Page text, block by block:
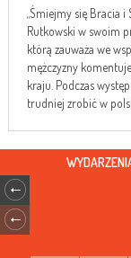
„Śmiejmy się Bracia i
Rutkowski w swoim
którą zauważa we
mężczyzny
kraju. Podczas
trudniej zrobić w